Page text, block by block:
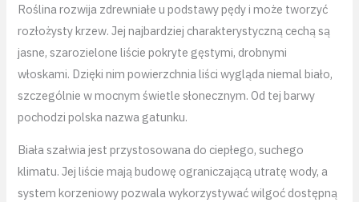
Roślina rozwija zdrewniałe u podstawy pędy i może tworzyć
rozłożysty krzew. Jej najbardziej charakterystyczną cechą są
jasne, szarozielone liście pokryte gęstymi, drobnymi
włoskami. Dzięki nim powierzchnia liści wygląda niemal biało,
szczególnie w mocnym świetle słonecznym. Od tej barwy
pochodzi polska nazwa gatunku.
Biała szałwia jest przystosowana do ciepłego, suchego
klimatu. Jej liście mają budowę ograniczającą utratę wody, a
system korzeniowy pozwala wykorzystywać wilgoć dostępną